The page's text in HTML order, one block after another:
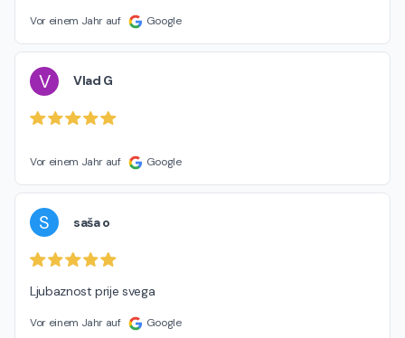
Vor einem Jahr auf Google
V Vlad G
Vor einem Jahr auf Google
S saša o
Ljubaznost prije svega
Vor einem Jahr auf Google